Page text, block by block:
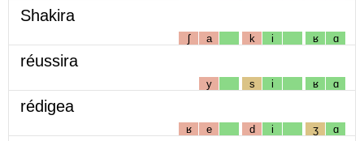
Shakira
ʃ a k i ʁ ɑ
réussira
y s i ʁ ɑ
rédigea
ʁ e d i ʒ ɑ